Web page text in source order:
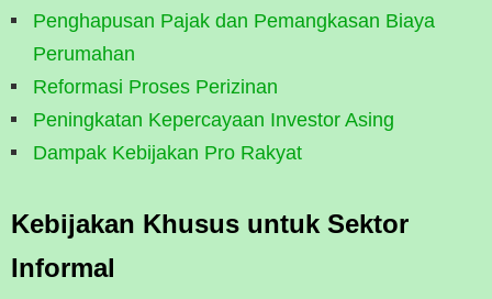
Penghapusan Pajak dan Pemangkasan Biaya
Perumahan
Reformasi Proses Perizinan
Peningkatan Kepercayaan Investor Asing
Dampak Kebijakan Pro Rakyat
Kebijakan Khusus untuk Sektor
Informal